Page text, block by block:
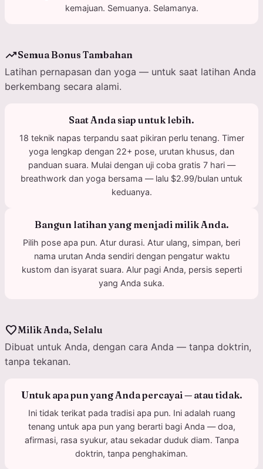
kemajuan. Semuanya. Selamanya.
trending_upSemua Bonus Tambahan
Latihan pernapasan dan yoga — untuk saat latihan Anda
berkembang secara alami.
Saat Anda siap untuk lebih.
18 teknik napas terpandu saat pikiran perlu tenang. Timer
yoga lengkap dengan 22+ pose, urutan khusus, dan
panduan suara. Mulai dengan uji coba gratis 7 hari —
breathwork dan yoga bersama — lalu $2.99/bulan untuk
keduanya.
Bangun latihan yang menjadi milik Anda.
Pilih pose apa pun. Atur durasi. Atur ulang, simpan, beri
nama urutan Anda sendiri dengan pengatur waktu
kustom dan isyarat suara. Alur pagi Anda, persis seperti
yang Anda suka.
favoriteMilik Anda, Selalu
Dibuat untuk Anda, dengan cara Anda — tanpa doktrin,
tanpa tekanan.
Untuk apa pun yang Anda percayai — atau tidak.
Ini tidak terikat pada tradisi apa pun. Ini adalah ruang
tenang untuk apa pun yang berarti bagi Anda — doa,
afirmasi, rasa syukur, atau sekadar duduk diam. Tanpa
doktrin, tanpa penghakiman.